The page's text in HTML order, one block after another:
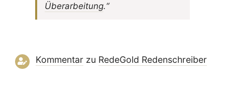
Über­ar­bei­tung.“
Kommentarzu RedeGold Reden­schreiber